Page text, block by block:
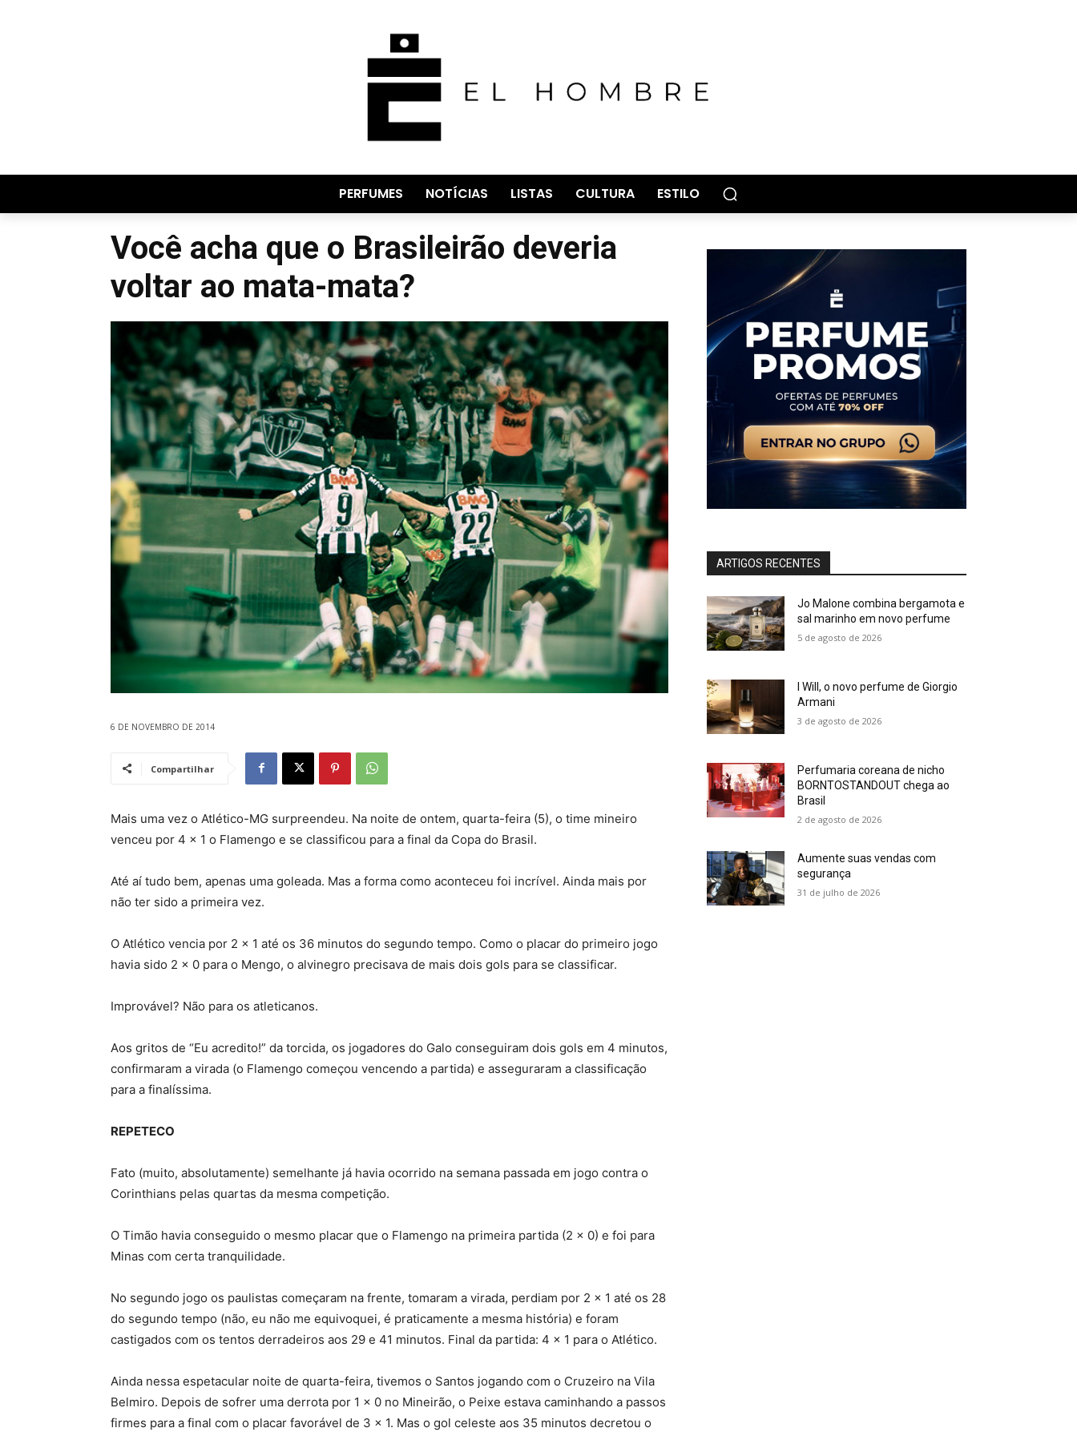
PERFUMES NOTÍCIAS LISTAS CULTURA ESTILO
Você acha que o Brasileirão deveria
voltar ao mata-mata?
6 DE NOVEMBRO DE 2014
Compartilhar
Mais uma vez o Atlético-MG surpreendeu. Na noite de ontem, quarta-feira (5), o time mineiro
venceu por 4 x 1 o Flamengo e se classificou para a final da Copa do Brasil.
Até aí tudo bem, apenas uma goleada. Mas a forma como aconteceu foi incrível. Ainda mais por
não ter sido a primeira vez.
O Atlético vencia por 2 x 1 até os 36 minutos do segundo tempo. Como o placar do primeiro jogo
havia sido 2 x 0 para o Mengo, o alvinegro precisava de mais dois gols para se classificar.
Improvável? Não para os atleticanos.
Aos gritos de “Eu acredito!” da torcida, os jogadores do Galo conseguiram dois gols em 4 minutos,
confirmaram a virada (o Flamengo começou vencendo a partida) e asseguraram a classificação
para a finalíssima.
REPETECO
Fato (muito, absolutamente) semelhante já havia ocorrido na semana passada em jogo contra o
Corinthians pelas quartas da mesma competição.
O Timão havia conseguido o mesmo placar que o Flamengo na primeira partida (2 x 0) e foi para
Minas com certa tranquilidade.
No segundo jogo os paulistas começaram na frente, tomaram a virada, perdiam por 2 x 1 até os 28
do segundo tempo (não, eu não me equivoquei, é praticamente a mesma história) e foram
castigados com os tentos derradeiros aos 29 e 41 minutos. Final da partida: 4 x 1 para o Atlético.
Ainda nessa espetacular noite de quarta-feira, tivemos o Santos jogando com o Cruzeiro na Vila
Belmiro. Depois de sofrer uma derrota por 1 x 0 no Mineirão, o Peixe estava caminhando a passos
firmes para a final com o placar favorável de 3 x 1. Mas o gol celeste aos 35 minutos decretou o
ARTIGOS RECENTES
Jo Malone combina bergamota e
sal marinho em novo perfume
5 de agosto de 2026
I Will, o novo perfume de Giorgio
Armani
3 de agosto de 2026
Perfumaria coreana de nicho
BORNTOSTANDOUT chega ao
Brasil
2 de agosto de 2026
Aumente suas vendas com
segurança
31 de julho de 2026